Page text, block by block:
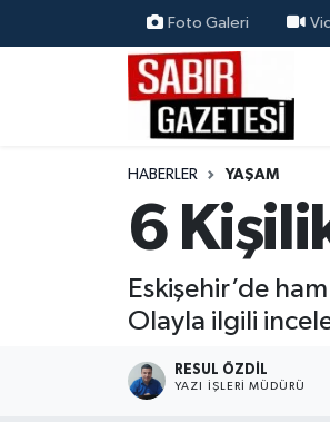
Foto Galeri
HABERLER YAŞAM
6
Eskişehir’de
Olayla ilgili
RESUL ÖZDIL
YAZI İŞLERI MÜDÜRÜ
ÖZEL HABER
MAGAZİN
EKONOMİ
Osmaniye Nöbetçi Eczaneler
Osmaniye Hava Durumu
Osmaniye Trafik Yoğunluk
Süper Lig Puan Durumu ve
Tüm Manşetler
Son Dakika Haberleri